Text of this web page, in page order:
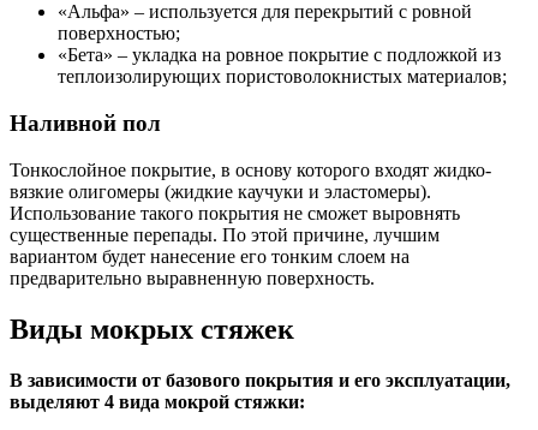
«Альфа» – используется для перекрытий с ровной
поверхностью;
«Бета» – укладка на ровное покрытие с подложкой из
теплоизолирующих пористоволокнистых материалов;
Наливной пол
Тонкослойное покрытие, в основу которого входят жидко-
вязкие олигомеры (жидкие каучуки и эластомеры).
Использование такого покрытия не сможет выровнять
существенные перепады. По этой причине, лучшим
вариантом будет нанесение его тонким слоем на
предварительно выравненную поверхность.
Виды мокрых стяжек
В зависимости от базового покрытия и его эксплуатации,
выделяют 4 вида мокрой стяжки: